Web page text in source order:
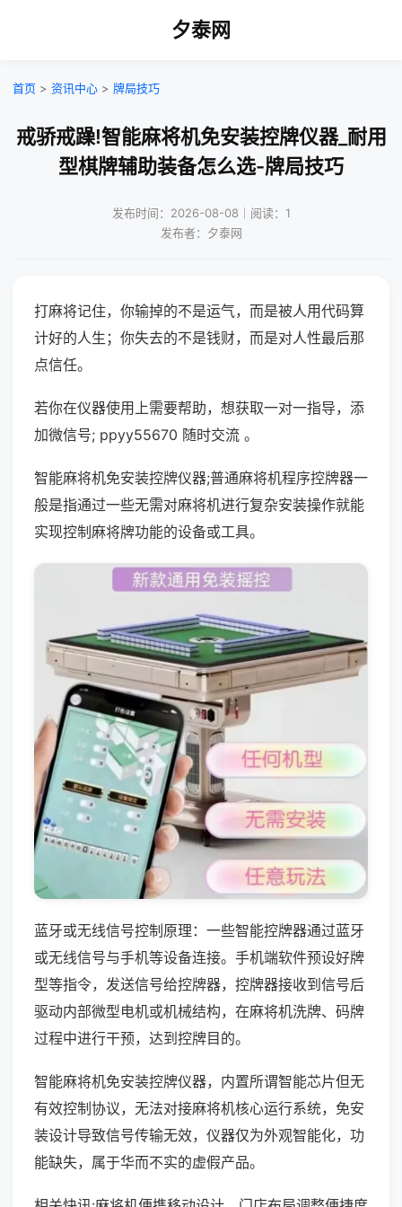
夕泰网
首页 > 资讯中心 > 牌局技巧
戒骄戒躁!智能麻将机免安装控牌仪器_耐用
型棋牌辅助装备怎么选-牌局技巧
发布时间：2026-08-08｜阅读：1
发布者：夕泰网
打麻将记住，你输掉的不是运气，而是被人用代码算
计好的人生；你失去的不是钱财，而是对人性最后那
点信任。
若你在仪器使用上需要帮助，想获取一对一指导，添
加微信号; ppyy55670 随时交流 。
智能麻将机免安装控牌仪器;普通麻将机程序控牌器一
般是指通过一些无需对麻将机进行复杂安装操作就能
实现控制麻将牌功能的设备或工具。
蓝牙或无线信号控制原理：一些智能控牌器通过蓝牙
或无线信号与手机等设备连接。手机端软件预设好牌
型等指令，发送信号给控牌器，控牌器接收到信号后
驱动内部微型电机或机械结构，在麻将机洗牌、码牌
过程中进行干预，达到控牌目的。
智能麻将机免安装控牌仪器，内置所谓智能芯片但无
有效控制协议，无法对接麻将机核心运行系统，免安
装设计导致信号传输无效，仪器仅为外观智能化，功
能缺失，属于华而不实的虚假产品。